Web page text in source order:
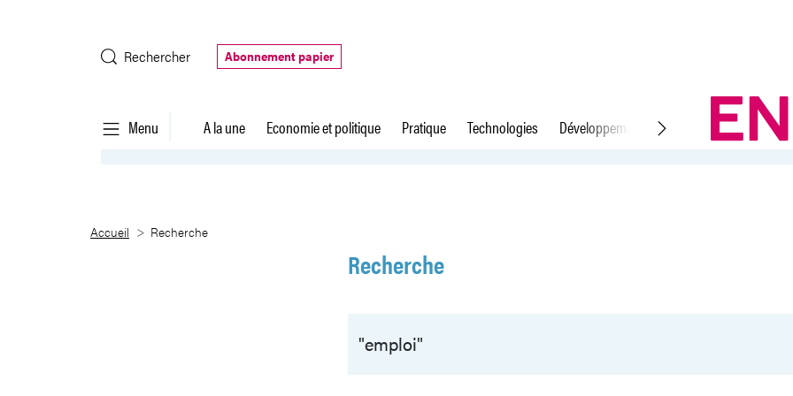
Rechercher
Abonnement papier
Menu A la une Economie et politique Pratique Technologies Développement durable Droit du travail
Recherche
Accueil Recherche
Recherche